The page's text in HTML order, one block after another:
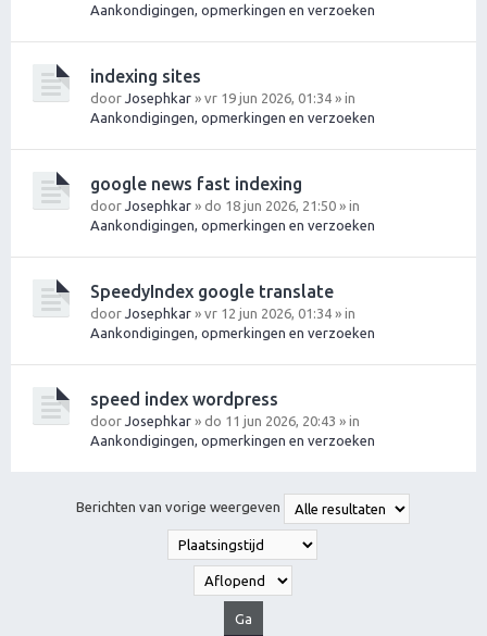
Aankondigingen, opmerkingen en verzoeken
indexing sites
door Josephkar » vr 19 jun 2026, 01:34 » in
Aankondigingen, opmerkingen en verzoeken
google news fast indexing
door Josephkar » do 18 jun 2026, 21:50 » in
Aankondigingen, opmerkingen en verzoeken
SpeedyIndex google translate
door Josephkar » vr 12 jun 2026, 01:34 » in
Aankondigingen, opmerkingen en verzoeken
speed index wordpress
door Josephkar » do 11 jun 2026, 20:43 » in
Aankondigingen, opmerkingen en verzoeken
Berichten van vorige weergeven